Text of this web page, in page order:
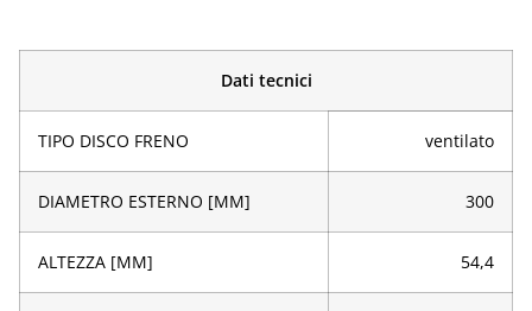
Dati tecnici
TIPO DISCO FRENO ventilato
DIAMETRO ESTERNO [MM] 300
ALTEZZA [MM] 54,4